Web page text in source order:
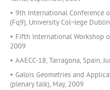
• 9th International Conference
(Fq9), University Col¬lege
• Fifth International Workshop
2009
• AAECC-18, Tarragona, Spain,
• Galois Geometries and
(plenary talk), May, 2009